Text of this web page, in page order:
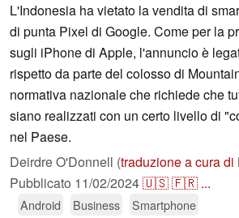
L'Indonesia ha vietato la vendita di
di punta Pixel di Google. Come per la
sugli iPhone di Apple, l'annuncio è
rispetto da parte del colosso di
normativa nazionale che richiede che
siano realizzati con un certo livello di
nel Paese.
Deirdre O'Donnell (traduzione a cura di
Pubblicato 11/02/2024🇺🇸🇫🇷 ...
Android Business Smartphone